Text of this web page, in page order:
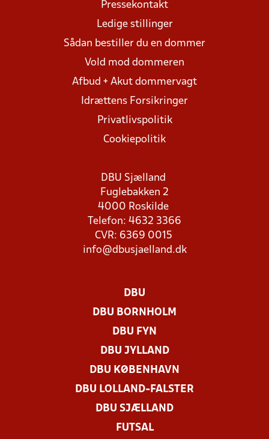
Pressekontakt
Ledige stillinger
Sådan bestiller du en dommer
Vold mod dommeren
Afbud + Akut dommervagt
Idrættens Forsikringer
Privatlivspolitik
Cookiepolitik
DBU Sjælland
Fuglebakken 2
4000 Roskilde
Telefon: 4632 3366
CVR: 6369 0015
info@dbusjaelland.dk
DBU
DBU BORNHOLM
DBU FYN
DBU JYLLAND
DBU KØBENHAVN
DBU LOLLAND-FALSTER
DBU SJÆLLAND
FUTSAL